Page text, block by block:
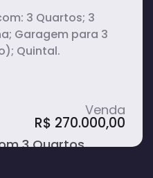
3 Quartos,
R$ 270.000,00
3
Garagem para 3
Quintal.